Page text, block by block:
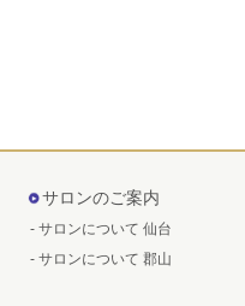
サロンのご案内
- サロンについて 仙台
- サロンについて 郡山